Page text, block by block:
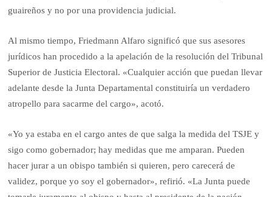
guaireños y no por una providencia judicial.
Al mismo tiempo, Friedmann Alfaro significó que sus asesores
jurídicos han procedido a la apelación de la resolución del Tribunal
Superior de Justicia Electoral. «Cualquier acción que puedan llevar
adelante desde la Junta Departamental constituiría un verdadero
atropello para sacarme del cargo», acotó.
«Yo ya estaba en el cargo antes de que salga la medida del TSJE y
sigo como gobernador; hay medidas que me amparan. Pueden
hacer jurar a un obispo también si quieren, pero carecerá de
validez, porque yo soy el gobernador», refirió. «La Junta puede